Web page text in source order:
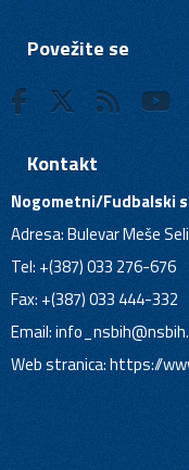
Povežite se
Kontakt
Nogometni/Fudbalski
Adresa: Bulevar Meše
Tel: +(387) 033 276-676
Fax: +(387) 033 444-332
Email:
Web stranica: https://